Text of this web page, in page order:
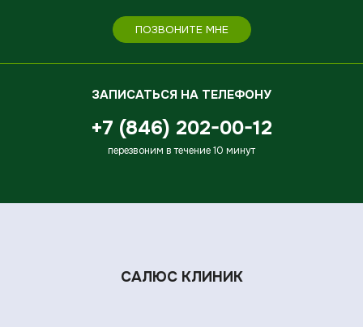
ПОЗВОНИТЕ МНЕ
ЗАПИСАТЬСЯ НА ТЕЛЕФОНУ
+7 (846) 202-00-12
перезвоним в течение 10 минут
САЛЮС КЛИНИК